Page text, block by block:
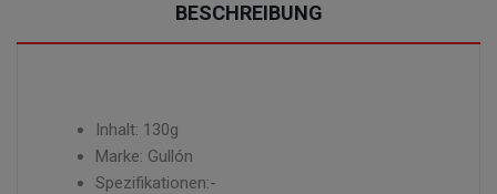
BESCHREIBUNG
Inhalt: 130g
Marke: Gullón
Spezifikationen:-